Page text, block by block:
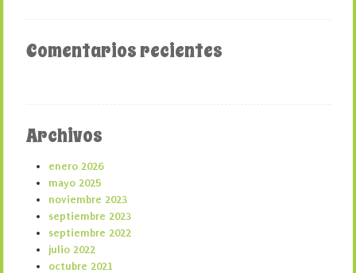
Comentarios recientes
Archivos
enero 2026
mayo 2025
noviembre 2023
septiembre 2023
septiembre 2022
julio 2022
octubre 2021